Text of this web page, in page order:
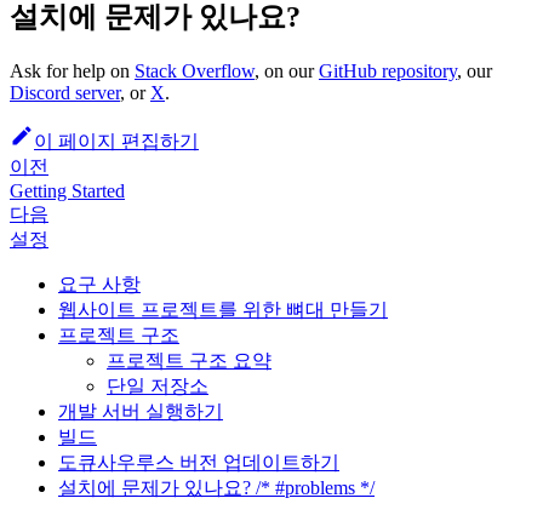
설치에 문제가 있나요?
Ask for help on Stack Overflow, on ourGitHub repository, our
Discord server, or X.
이 페이지 편집하기
이전
Getting Started
다음
설정
요구 사항
웹사이트 프로젝트를 위한 뼈대 만들기
프로젝트 구조
프로젝트 구조 요약
단일 저장소
개발 서버 실행하기
빌드
도큐사우루스 버전 업데이트하기
설치에 문제가 있나요? /* #problems */